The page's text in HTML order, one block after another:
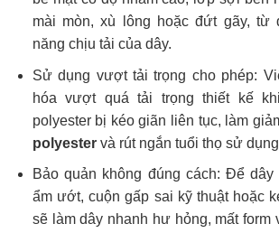
mài mòn, xù lông hoặc đứt gãy, từ
năng chịu tải của dây.
Sử dụng vượt tải trọng cho phép:
hóa vượt quá tải trọng thiết kế
polyester bị kéo giãn liên tục, làm
polyestervà rút ngắn tuổi thọ sử
Bảo quản không đúng cách: Để
ẩm ướt, cuộn gấp sai kỹ thuật hoặc
sẽ làm dây nhanh hư hỏng, mất form